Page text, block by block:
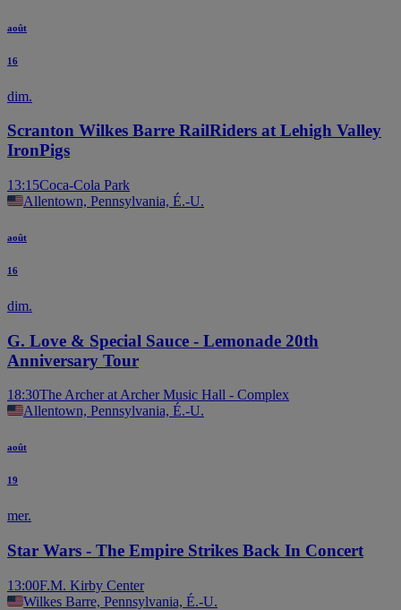
août
16
dim.
Scranton Wilkes Barre RailRiders at Lehigh Valley
IronPigs
13:15Coca-Cola Park
Allentown, Pennsylvania, É.-U.
août
16
dim.
G. Love & Special Sauce - Lemonade 20th
Anniversary Tour
18:30The Archer at Archer Music Hall - Complex
Allentown, Pennsylvania, É.-U.
août
19
mer.
Star Wars - The Empire Strikes Back In Concert
13:00F.M. Kirby Center
Wilkes Barre, Pennsylvania, É.-U.